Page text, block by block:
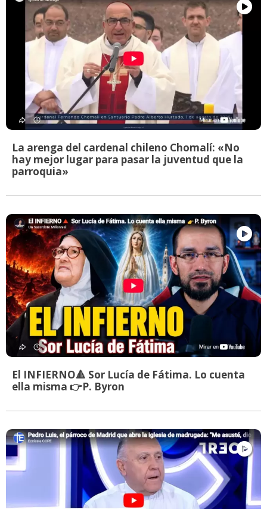
La arenga del cardenal chileno Chomalí: «No
hay mejor lugar para pasar la juventud que la
parroquia»
El INFIERNO🔺 Sor Lucía de Fátima. Lo cuenta
ella misma 👉P. Byron